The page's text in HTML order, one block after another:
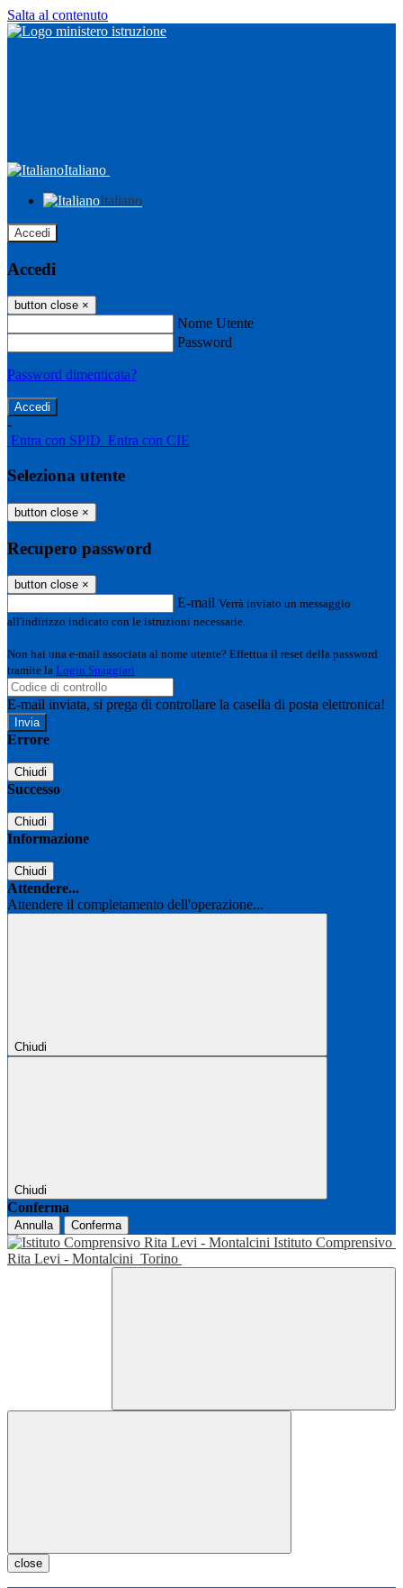
Salta al contenuto
Italiano
Italiano
Accedi
Accedi
button close ×
Nome Utente
Password
Password dimenticata?
-
Entra con SPID Entra con CIE
Seleziona utente
button close ×
Recupero password
button close ×
E-mail Verrà inviato un messaggio
all'indirizzo indicato con le istruzioni necessarie.
Non hai una e-mail associata al nome utente? Effettua il reset della password
tramite la Login Spaggiari
E-mail inviata, si prega di controllare la casella di posta elettronica!
Errore
Chiudi
Successo
Chiudi
Informazione
Chiudi
Attendere...
Attendere il completamento dell'operazione...
Chiudi
Chiudi
Conferma
Annulla Conferma
Istituto Comprensivo
Rita Levi - Montalcini Torino
close